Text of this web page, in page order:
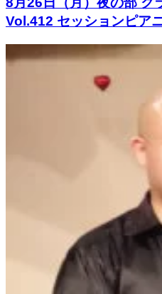
Vol.412 セッションピア